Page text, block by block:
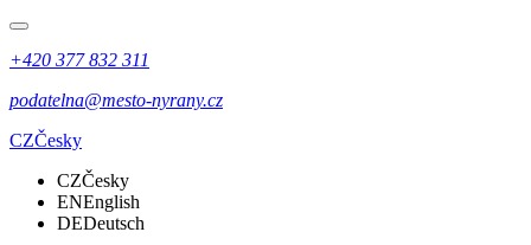
+420 377 832 311
podatelna@mesto-nyrany.cz
CZČesky
CZČesky
ENEnglish
DEDeutsch